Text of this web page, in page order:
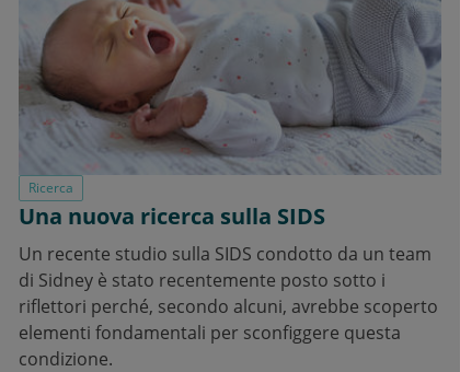
Ricerca
Una nuova ricerca sulla SIDS
Un recente studio sulla SIDS condotto da un team
di Sidney è stato recentemente posto sotto i
riflettori perché, secondo alcuni, avrebbe scoperto
elementi fondamentali per sconfiggere questa
condizione.